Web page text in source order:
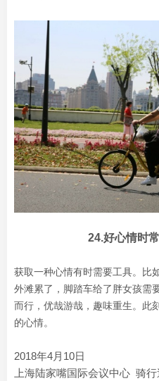
24.好心情时
获取一种心情有时需要工具。比
外滩累了，脚踏车给了胖女孩需
而行，优哉游哉，趣味重生。此
的心情。
2018年4月10日
上海陆家嘴国际会议中心 骑